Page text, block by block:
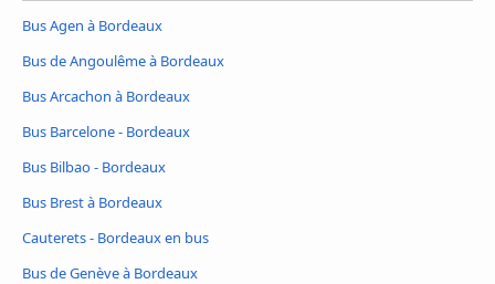
Bus Agen à Bordeaux
Bus de Angoulême à Bordeaux
Bus Arcachon à Bordeaux
Bus Barcelone - Bordeaux
Bus Bilbao - Bordeaux
Bus Brest à Bordeaux
Cauterets - Bordeaux en bus
Bus de Genève à Bordeaux